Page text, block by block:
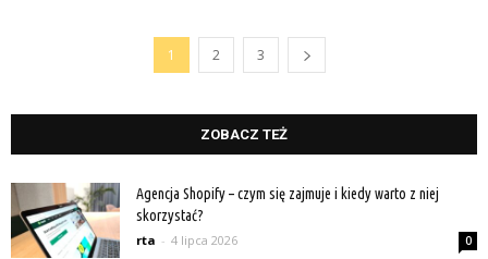
1 2 3
ZOBACZ TEŻ
Agencja Shopify – czym się zajmuje i kiedy warto z niej
skorzystać?
rta - 4 lipca 2026 0